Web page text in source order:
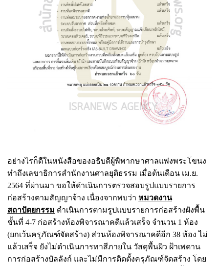
อย่างไรก็ดีในหนังสือของอธิบดีผู้พิพากษาศาลแพ่งพระโขนง
ทำถึงเลขาธิการสำนักงานศาลยุติธรรม เมื่อต้นเดือน เม.ย.
2564 ที่ผ่านมา ขอให้ดำเนินการตรวจสอบรูปแบบรายการ
ก่อสร้างตามสัญญาจ้าง เนื่องจากพบว่า หมวดงาน
สถาปัตยกรรม ดำเนินการตามรูปแบบรายการก่อสร้างผังพื้น
ชั้นที่ 4-7 ก่อสร้างห้องพิจารณาคดีแล้วเสร็จ จำนวน 1 ห้อง
(ยกเว้นครุภัณฑ์จัดสร้าง) ส่วนห้องพิจารณาคดีอีก 38 ห้อง ไม่
แล้วเสร็จ ยังไม่ดำเนินการทาสีภายใน วัสดุพื้นผิว ฝ้าเพดาน
การก่อสร้างบัลลังก์ และไม่มีการติดตั้งครุภัณฑ์จัดสร้าง โดย